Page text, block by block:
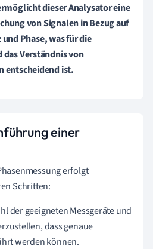
dieser Analysator eine
von Signalen in Bezug auf
Phase, was für die
Verständnis von
entscheidend ist.
einer
erfolgt
Schritten:
der geeigneten Messgeräte und
dass genaue
werden können.